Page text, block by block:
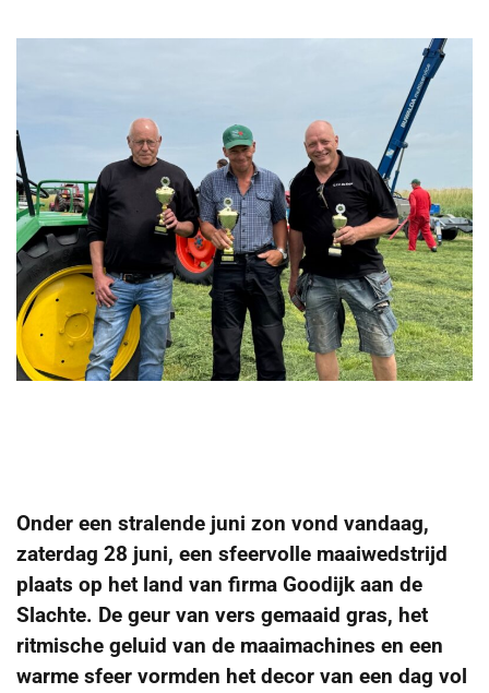
Onder een stralende juni zon vond vandaag,
zaterdag 28 juni, een sfeervolle maaiwedstrijd
plaats op het land van firma Goodijk aan de
Slachte. De geur van vers gemaaid gras, het
ritmische geluid van de maaimachines en een
warme sfeer vormden het decor van een dag vol